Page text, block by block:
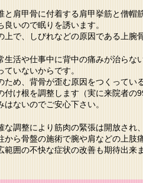
と肩甲骨に付着する肩甲挙筋と僧帽
良いので眠りを誘います。
上で、しびれなどの原因である上腕
生活や仕事中に背中の痛みが治らな
ていないからです。
ため、背骨が歪む原因をつくってい
付け根を調整します（実に来院者の
はないのでご安心下さい。
な調整により筋肉の緊張は開放され
から骨盤の施術で腕や肩などの上肢
範囲の不快な症状の改善も期待出来ま